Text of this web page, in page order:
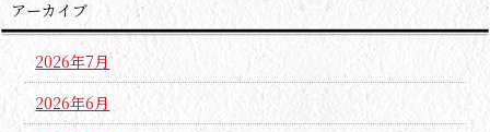
アーカイブ
2026年7月
2026年6月